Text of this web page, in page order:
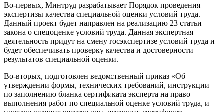
Во-первых, Минтруд разрабатывает Порядок проведения
экспертизы качества специальной оценки условий труда.
Данный проект будет направлен на реализацию 23 статьи
закона о спецоценке условий труда. Данная экспертная
деятельность придут на смену госэкспертизе условий труда и
будет обеспечивать проверку качества и достоверности
результатов специальной оценки.
Во-вторых, подготовлен ведомственный приказ «Об
утверждении формы, технических требований, инструкции
по заполнению бланка сертификата эксперта на право
выполнения работ по специальной оценке условий труда, и